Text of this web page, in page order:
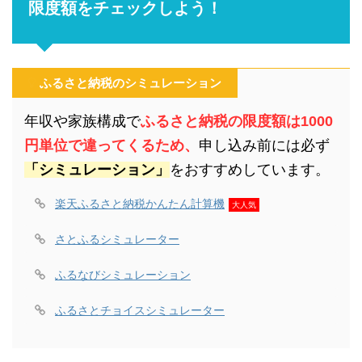
限度額をチェックしよう！
ふるさと納税のシミュレーション
年収や家族構成でふるさと納税の限度額は1000
円単位で違ってくるため、 申し込み前には必ず
「シミュレーション」 をおすすめしています。
楽天ふるさと納税かんたん計算機 大人気
さとふるシミュレーター
ふるなびシミュレーション
ふるさとチョイスシミュレーター